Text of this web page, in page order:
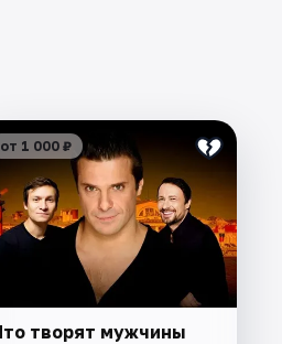
от 1 000 ₽
творят мужчины